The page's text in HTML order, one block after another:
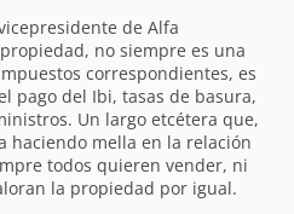
de Alfa
no siempre es una
correspondientes, es
pago del Ibi, tasas de basura,
Un largo etcétera que,
haciendo mella en la relación
todos quieren vender, ni
la propiedad por igual.